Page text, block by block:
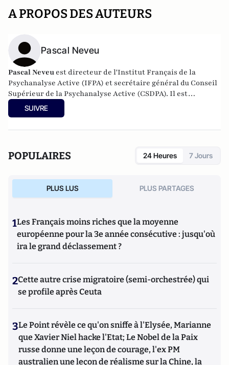
A PROPOS DES AUTEURS
Pascal Neveu
Pascal Neveu est directeur de l'Institut Français de la
Psychanalyse Active (IFPA) et secrétaire général du Conseil
Supérieur de la Psychanalyse Active (CSDPA). Il est
responsable national de la cellule de soutien psychologique
au sein de l’Œuvre des Pupilles Orphelins des Sapeurs-
SUIVRE
POPULAIRES 24 Heures 7 Jours
PLUS LUS PLUS PARTAGES
1Les Français moins riches que la moyenne
européenne pour la 3e année consécutive : jusqu'où
ira le grand déclassement ?
2Cette autre crise migratoire (semi-orchestrée) qui
se profile après Ceuta
3Le Point révèle ce qu'on sniffe à l'Elysée, Marianne
que Xavier Niel hacke l'Etat; Le Nobel de la Paix
russe donne une leçon de courage, l'ex PM
australien une leçon de réalisme sur la Chine, la